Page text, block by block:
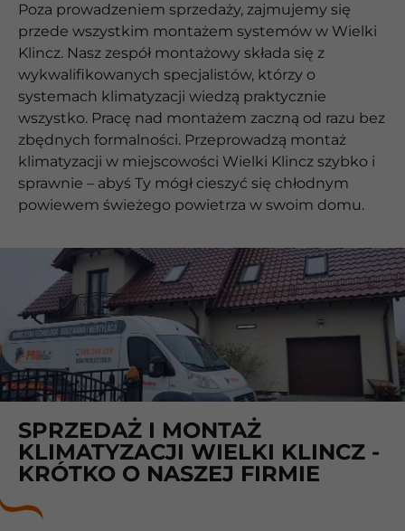
Poza prowadzeniem sprzedaży, zajmujemy się
przede wszystkim montażem systemów w Wielki
Klincz. Nasz zespół montażowy składa się z
wykwalifikowanych specjalistów, którzy o
systemach klimatyzacji wiedzą praktycznie
wszystko. Pracę nad montażem zaczną od razu bez
zbędnych formalności. Przeprowadzą montaż
klimatyzacji w miejscowości Wielki Klincz szybko i
sprawnie – abyś Ty mógł cieszyć się chłodnym
powiewem świeżego powietrza w swoim domu.
SPRZEDAŻ I MONTAŻ
KLIMATYZACJI WIELKI KLINCZ -
KRÓTKO O NASZEJ FIRMIE